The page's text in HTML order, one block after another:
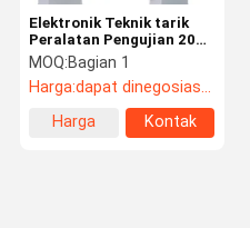
Tur Pabrik
Kontrol
Elektronik Teknik tarik
Peralatan Pengujian 20kn
Komputerisasi
MOQ:Bagian 1
Harga:dapat dinegosiasikan
Harga
Kontak